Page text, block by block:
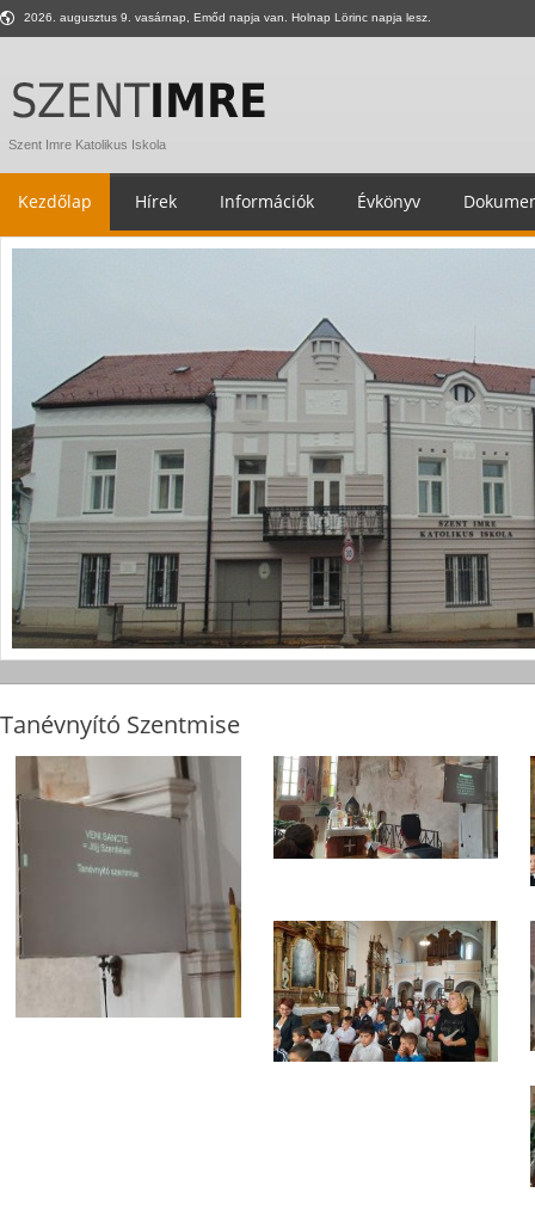
2026. augusztus 9. vasárnap, Emőd napja van. Holnap Lörinc napja lesz.
Szent Imre Katolikus Iskola
Kezdőlap Hírek Információk Évkönyv
Tanévnyító Szentmise